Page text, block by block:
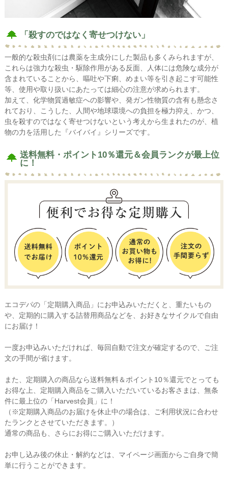
「殺すのではなく寄せつけない」
一般的な殺虫剤には農薬を主成分にした製品も多くみられますが、
これらは強力な殺虫・駆除作用がある反面、人体には危険な成分が
含まれていることから、嘔吐や下痢、めまい等を引き起こす可能性
等、使用や取り扱いにあたっては細心の注意が求められます。
加えて、化学物質過敏症への影響や、発ガン性物質の含有も懸念さ
れており、こうした、人間や地球環境への負担を極力抑え、かつ、
虫を殺すのではなく寄せつけないという考えから生まれたのが、植
物の力を活用した『バイバイ』シリーズです。
送料無料・ポイント10％還元＆会員ランクが最上位
に！
エコデパの「定期購入商品」にお申込みいただくと、重たいもの
や、定期的に購入する詰替用商品などを、お好きなサイクルで自由
にお届け！
一度お申込みいただければ、毎回自動で注文が確定するので、ご注
文の手間が省けます。
また、定期購入の商品なら送料無料＆ポイント10％還元でとっても
お得な上、定期購入商品をご購入いただいているお客さまは、無条
件に最上位の「Harvest会員」に！
（※定期購入商品のお届けを休止中の場合は、ご利用状況に合わせ
たランクとさせていただきます。）
通常の商品も、さらにお得にご購入いただけます。
お申し込み後の休止・解約などは、マイページ画面からご自身で簡
単に行うことができます。